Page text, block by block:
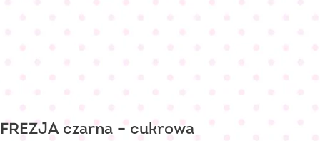
FREZJA czarna – cukrowa